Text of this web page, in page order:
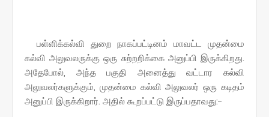
பள்ளிக்கல்வி துறை நாகப்பட்டினம் மாவட்ட முதன்மை
கல்வி அலுவலருக்கு ஒரு சுற்றறிக்கை அனுப்பி இருக்கிறது.
அதேபோல், அந்த பகுதி அனைத்து வட்டார கல்வி
அலுவலர்களுக்கும், முதன்மை கல்வி அலுவலர் ஒரு கடிதம்
அனுப்பி இருக்கிறார். அதில் கூறப்பட்டு இருப்பதாவது:-